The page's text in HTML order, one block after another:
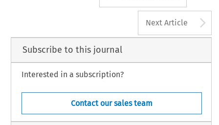
Next Article
Subscribe to this journal
Interested in a subscription?
Contact our sales team